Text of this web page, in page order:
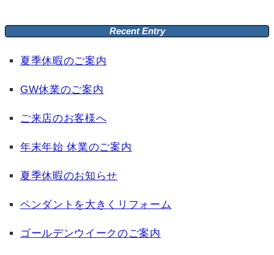
Recent Entry
夏季休暇のご案内
GW休業のご案内
ご来店のお客様へ
年末年始 休業のご案内
夏季休暇のお知らせ
ペンダントを大きくリフォーム
ゴールデンウイークのご案内